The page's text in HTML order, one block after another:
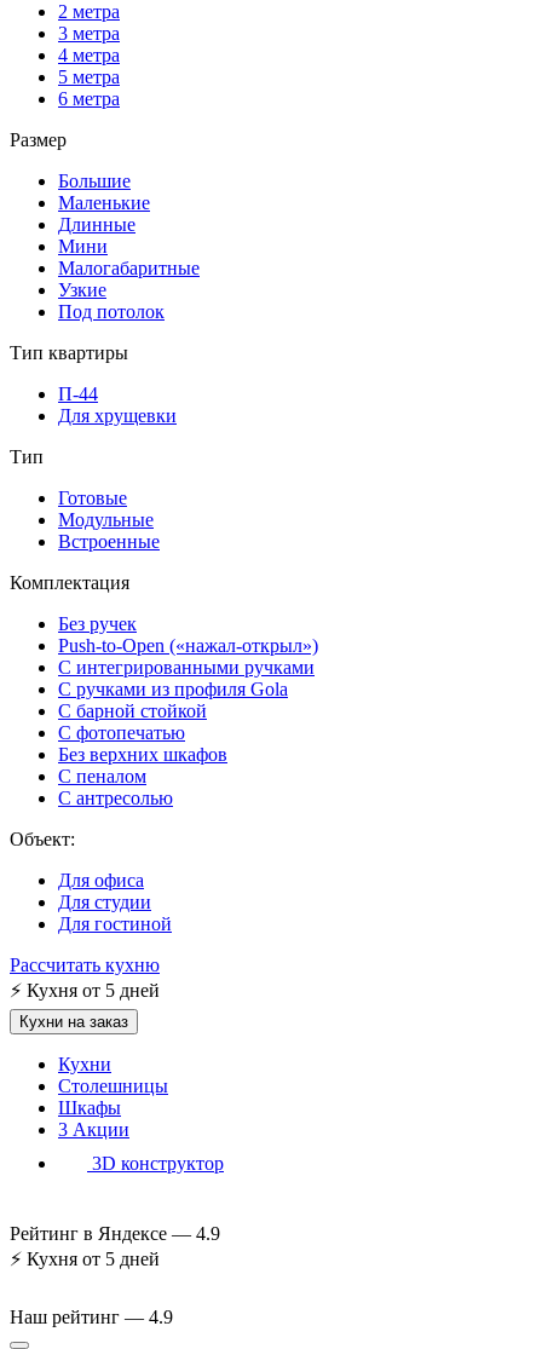
2 метра
3 метра
4 метра
5 метра
6 метра
Размер
Большие
Маленькие
Длинные
Мини
Малогабаритные
Узкие
Под потолок
Тип квартиры
П-44
Для хрущевки
Тип
Готовые
Модульные
Встроенные
Комплектация
Без ручек
Push-to-Open («нажал-открыл»)
С интегрированными ручками
С ручками из профиля Gola
С барной стойкой
С фотопечатью
Без верхних шкафов
С пеналом
С антресолью
Объект:
Для офиса
Для студии
Для гостиной
Рассчитать кухню
⚡ Кухня от 5 дней
Кухни на заказ
Кухни
Столешницы
Шкафы
3 Акции
3D конструктор
Рейтинг в Яндексе — 4.9
⚡ Кухня от 5 дней
Наш рейтинг — 4.9